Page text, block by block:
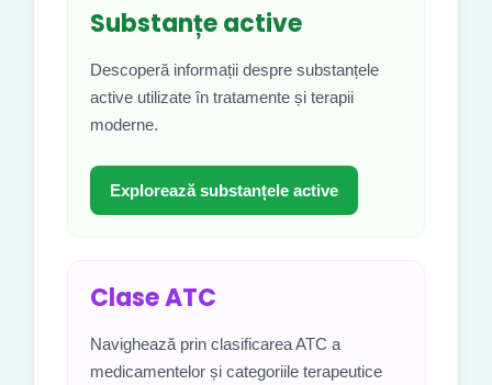
Substanțe active
Descoperă informații despre substanțele
active utilizate în tratamente și terapii
moderne.
Explorează substanțele active
Clase ATC
Navighează prin clasificarea ATC a
medicamentelor și categoriile terapeutice